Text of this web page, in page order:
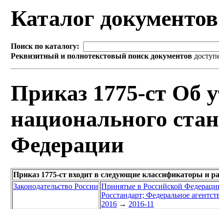
Каталог
Поиск по каталогу:
Реквизитный и полнотекстовый поиск документов
Приказ 1775-ст Об
национального
Федерации
Приказ 1775-ст входит в следующие классификаторы и
Законодательство России Принятые в Российской
Росстандарт; Федеральное
2016 → 2016-11